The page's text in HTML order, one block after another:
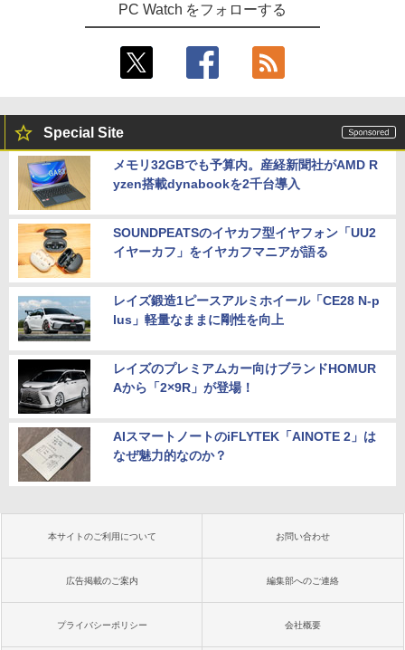
PC Watch をフォローする
Special Site
メモリ32GBでも予算内。産経新聞社がAMD R
yzen搭載dynabookを2千台導入
SOUNDPEATSのイヤカフ型イヤフォン「UU2
イヤーカフ」をイヤカフマニアが語る
レイズ鍛造1ピースアルミホイール「CE28 N-p
lus」軽量なままに剛性を向上
レイズのプレミアムカー向けブランドHOMUR
Aから「2×9R」が登場！
AIスマートノートのiFLYTEK「AINOTE 2」は
なぜ魅力的なのか？
本サイトのご利用について お問い合わせ
広告掲載のご案内 編集部へのご連絡
プライバシーポリシー 会社概要